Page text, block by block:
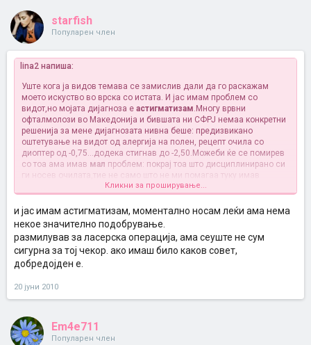
starfish
Популарен член
lina2 напиша:
Уште кога ја видов темава се замислив дали да го раскажам
моето искуство во врска со истата. И јас имам проблем со
видот,но мојата дијагноза е астигматизам.Многу врвни
офталмолози во Македонија и бившата ни СФРЈ немаа конкретни
решенија за мене дијагнозата нивна беше: предизвикано
оштетување на видот од алергија на полен, рецепт очила со
диоптер од -0,75...додека стигнав до -2,50.Можеби ќе се помирев
со тоа ама имав мал проблем: покрај тоа што дисциплинирано си
ги носев очилата,тие не само што не ми помагаа туку имав
неправилна слика:гледав смалени објекти,кога се движев како
да имам дупка пред мене и уште којзнае колку
неправилности.Носев и леќи и тоа 7год.Дојде ден офталмологот
да ми каже дека не му е јасно што е со мене.Проблемот што се
јавува кај мене на 23год. возраст се јавува вообичаено само кај
постари т.е. не гледаш ниту на блиску,ниту на далеку како треба?
Искрено се ИЗБЕЗУМИВ hock: Помислив на рак на очен нерв и
сл.најцрни мисли ми пројдоа низ глава. Ама се сетив дека некаде
специјални болници за микрохирургија на очи се заинтересирав и
отидов таму. ЛУЃЕ се уште немам видено тука некои од тие
Од тука тргнав како најнеозбилен случај.Демек што барам јас на
микрохирургија во Русија со така мал диоптер.Само кратко
кажав"знам,меѓутоа,јас сепак не гледам".Од најнеозбилен случај
Кликни за проширување...
и јас имам астигматизам, моментално носам леќи ама нема
некое значително подобрување.
размилував за ласерска операција, ама сеуште не сум
сигурна за тој чекор. ако имаш било каков совет,
добредојден е.
20 јуни 2010
Em4e711
Популарен член